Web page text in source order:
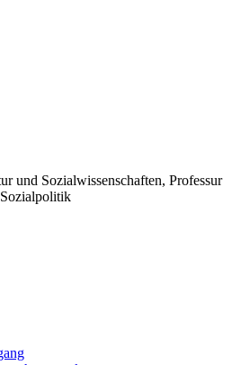
und Sozialwissenschaften, Professur